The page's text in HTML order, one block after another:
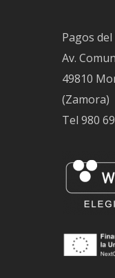
Pagos
Av.
49810
(Zamora)
Tel 980